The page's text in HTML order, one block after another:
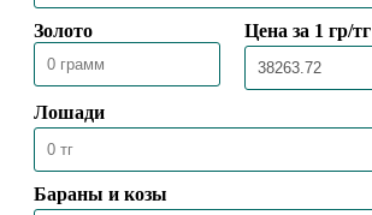
КАЗАХСТАНА
25.10.2023